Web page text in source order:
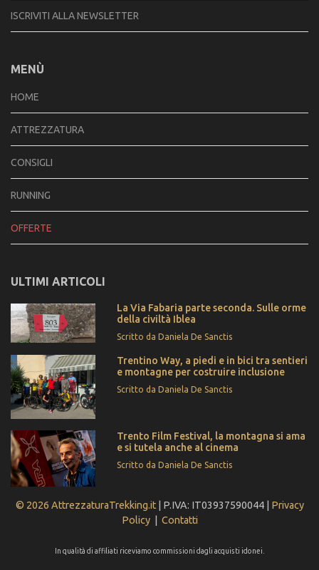
ISCRIVITI ALLA NEWSLETTER
MENÙ
HOME
ATTREZZATURA
CONSIGLI
RUNNING
OFFERTE
ULTIMI ARTICOLI
La Via Fabaria parte seconda. Sulle orme
della civiltà Iblea
Scritto da Daniela De Sanctis
Trentino Way, a piedi e in bici tra sentieri
e montagne per costruire inclusione
Scritto da Daniela De Sanctis
Trento Film Festival, la montagna si ama
e si tutela anche al cinema
Scritto da Daniela De Sanctis
© 2026 AttrezzaturaTrekking.it| P.IVA: IT03937590044 | Privacy
Policy| Contatti
In qualità di affiliati riceviamo commissioni dagli acquisti idonei.